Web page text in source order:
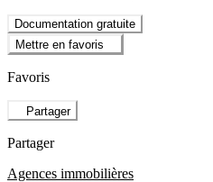
Documentation gratuite
Mettre en favoris
Favoris
Partager
Partager
Agences immobilières